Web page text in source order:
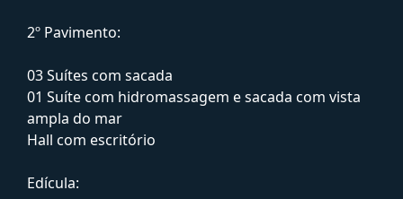
2º Pavimento:
03 Suítes com sacada
01 Suíte com hidromassagem e sacada com vista
ampla do mar
Hall com escritório
Edícula: